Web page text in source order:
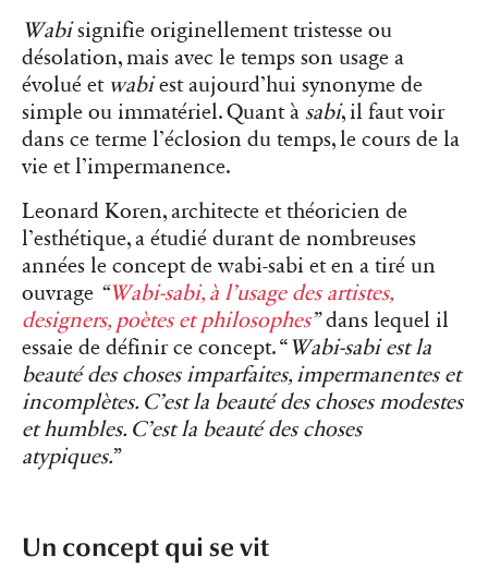
Wabisignifie originellement tristesse ou
désolation, mais avec le temps son usage a
évolué et wabiest aujourd’hui synonyme de
simple ou immatériel. Quant à sabi, il faut voir
dans ce terme l’éclosion du temps, le cours de la
vie et l’impermanence.
Leonard Koren, architecte et théoricien de
l’esthétique, a étudié durant de nombreuses
années le concept de wabi-sabi et en a tiré un
ouvrage “Wabi-sabi, à l’usage des artistes,
designers, poètes et philosophes”dans lequel il
essaie de définir ce concept. “Wabi-sabi est la
beauté des choses imparfaites, impermanentes et
incomplètes. C’est la beauté des choses modestes
et humbles. C’est la beauté des choses
atypiques.”
Un concept qui se vit